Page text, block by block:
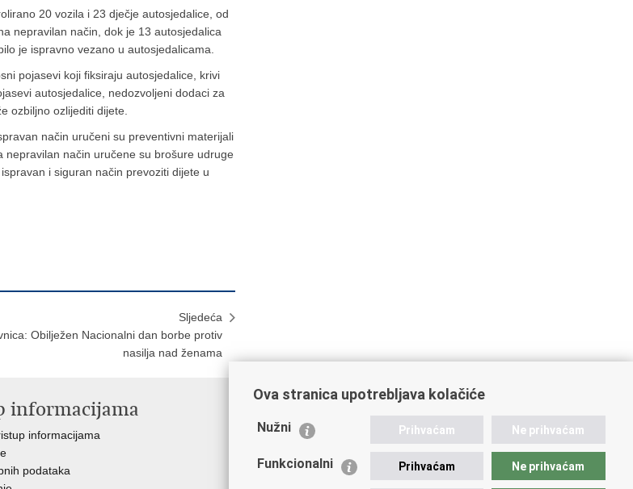
20 vozila i 23 dječje autosjedalice, od
nepravilan način, dok je 13 autosjedalica
je ispravno vezano u autosjedalicama.
pojasevi koji fiksiraju autosjedalice, krivi
autosjedalice, nedozvoljeni dodaci za
ozbiljno ozlijediti dijete.
način uručeni su preventivni materijali
način uručene su brošure udruge
i siguran način prevoziti dijete u
Sljedeća
Obilježen Nacionalni dan borbe protiv
nasilja nad ženama
informacijama
informacijama
podataka
Važne poveznice
Ministarstvo unutarnjih poslova
Udruge
Ova stranica upotrebljava kolačiće
Nužni Prihvaćam Ne prihvaćam
Funkcionalni Prihvaćam Ne prihvaćam